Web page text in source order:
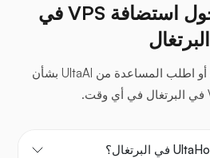
أسئلة شائعة حول استضافة VPS في
البرتغال
ابحث عن إجابات سريعة أو اطلب المساعدة من UltaAI بشأن